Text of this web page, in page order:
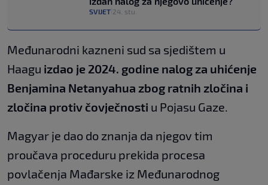
SVIJET 24. stu.
Međunarodni kazneni sud sa sjedištem u
Haagu izdao je 2024. godine nalog za uhićenje
Benjamina Netanyahua zbog ratnih zločina i
zločina protiv čovječnosti u Pojasu Gaze.
Magyar je dao do znanja da njegov tim
proučava proceduru prekida procesa
povlačenja Mađarske iz Međunarodnog